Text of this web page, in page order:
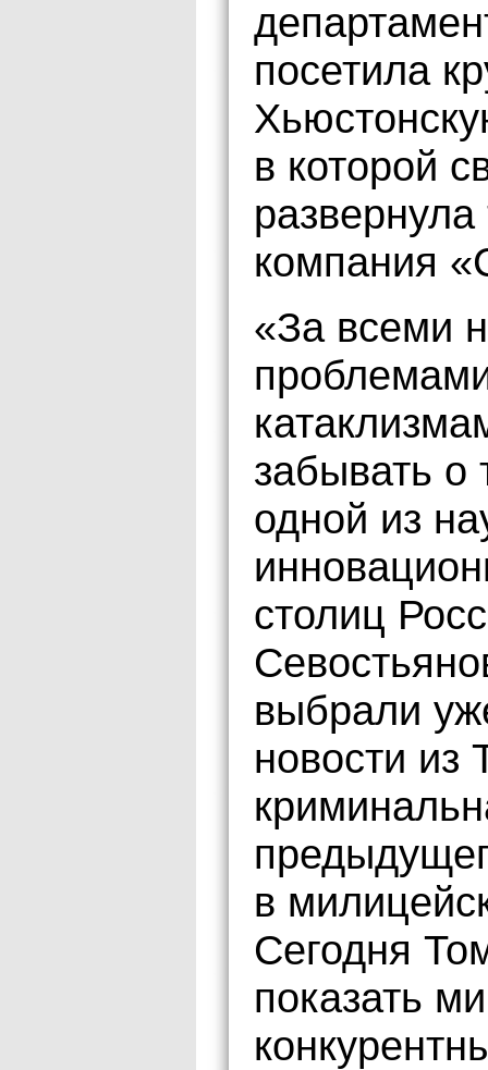
посетила
в которой
компания
«За всеми
забывать о
одной из
столиц
выбрали
новости из
в
Сегодня
показать